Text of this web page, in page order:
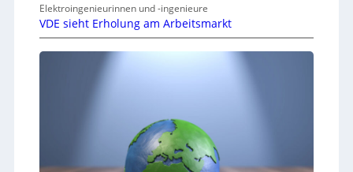
Elektroingenieurinnen und -ingenieure
VDE sieht Erholung am Arbeitsmarkt